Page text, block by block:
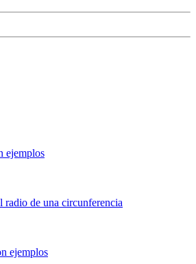
ejemplos
radio de una circunferencia
ejemplos